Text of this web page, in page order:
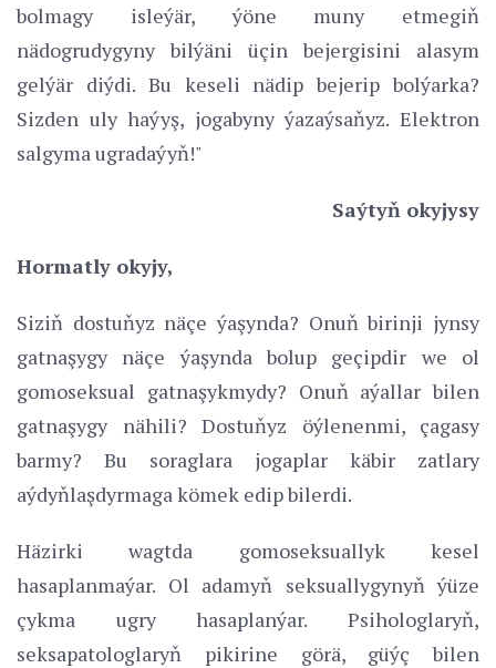
bolmagy isleýär, ýöne muny etmegiň
nädogrudygyny bilýäni üçin bejergisini alasym
gelýär diýdi. Bu keseli nädip bejerip bolýarka?
Sizden uly haýyş, jogabyny ýazaýsaňyz. Elektron
salgyma ugradaýyň!"
Saýtyň okyjysy
Hormatly okyjy,
Siziň dostuňyz näçe ýaşynda? Onuň birinji jynsy
gatnaşygy näçe ýaşynda bolup geçipdir we ol
gomoseksual gatnaşykmydy? Onuň aýallar bilen
gatnaşygy nähili? Dostuňyz öýlenenmi, çagasy
barmy? Bu soraglara jogaplar käbir zatlary
aýdyňlaşdyrmaga kömek edip bilerdi.
Häzirki wagtda gomoseksuallyk kesel
hasaplanmaýar. Ol adamyň seksuallygynyň ýüze
çykma ugry hasaplanýar. Psihologlaryň,
seksapatologlaryň pikirine görä, güýç bilen